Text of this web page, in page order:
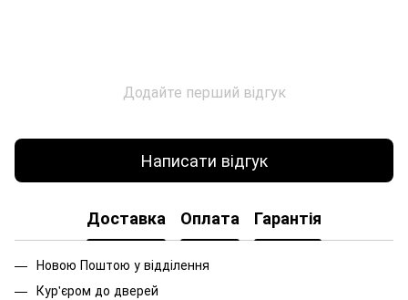
Додайте перший відгук
Написати відгук
Доставка Оплата Гарантія
Новою Поштою у відділення
Кур'єром до дверей